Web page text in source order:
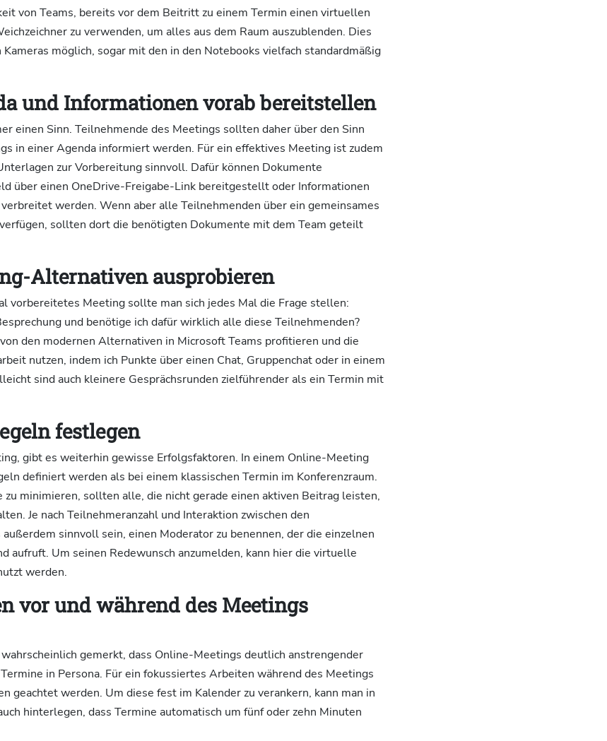
von Teams, bereits vor dem Beitritt zu einem Termin einen virtuellen
zu verwenden, um alles aus dem Raum auszublenden. Dies
möglich, sogar mit den in den Notebooks vielfach standardmäßig
und Informationen vorab bereitstellen
einen Sinn. Teilnehmende des Meetings sollten daher über den Sinn
in einer Agenda informiert werden. Für ein effektives Meeting ist zudem
zur Vorbereitung sinnvoll. Dafür können Dokumente
über einen OneDrive-Freigabe-Link bereitgestellt oder Informationen
werden. Wenn aber alle Teilnehmenden über ein gemeinsames
sollten dort die benötigten Dokumente mit dem Team geteilt
Alternativen ausprobieren
vorbereitetes Meeting sollte man sich jedes Mal die Frage stellen:
und benötige ich dafür wirklich alle diese Teilnehmenden?
den modernen Alternativen in Microsoft Teams profitieren und die
nutzen, indem ich Punkte über einen Chat, Gruppenchat oder in einem
sind auch kleinere Gesprächsrunden zielführender als ein Termin mit
festlegen
gibt es weiterhin gewisse Erfolgsfaktoren. In einem Online-Meeting
definiert werden als bei einem klassischen Termin im Konferenzraum.
zu minimieren, sollten alle, die nicht gerade einen aktiven Beitrag leisten,
Je nach Teilnehmeranzahl und Interaktion zwischen den
sinnvoll sein, einen Moderator zu benennen, der die einzelnen
aufruft. Um seinen Redewunsch anzumelden, kann hier die virtuelle
werden.
vor und während des Meetings
gemerkt, dass Online-Meetings deutlich anstrengender
in Persona. Für ein fokussiertes Arbeiten während des Meetings
geachtet werden. Um diese fest im Kalender zu verankern, kann man in
hinterlegen, dass Termine automatisch um fünf oder zehn Minuten